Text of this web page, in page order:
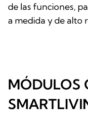
de las funciones,
a medida y de alto
MÓDULOS